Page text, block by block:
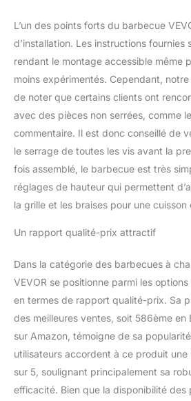
présente
fabrication
équipée
résister
facile à
nettoyer.
fenêtre
de
à tout
série
Utilisez
pattes et
ou les
Lors de la
utilisez
et
L’un des points forts du barbecue
d’installation. Les instructions fournies
rendant le montage accessible même
moins expérimentés. Cependant,
de noter que certains clients ont
avec des pièces non serrées, comme
commentaire. Il est donc conseillé de
le serrage de toutes les vis avant la
fois assemblé, le barbecue est très
réglages de hauteur qui permettent
la grille et les braises pour une cuisson
Un rapport qualité-prix attractif
Dans la catégorie des barbecues à
VEVOR se positionne parmi les
en termes de rapport qualité-prix. Sa
des meilleures ventes, soit 586ème en
sur Amazon, témoigne de sa
utilisateurs accordent à ce produit
sur 5, soulignant principalement sa
efficacité. Bien que la disponibilité des